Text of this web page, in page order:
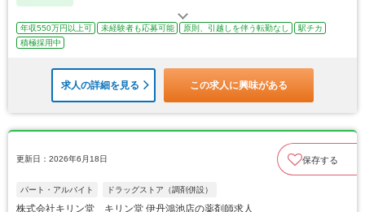
年収550万円以上可 未経験者も応募可能 原則、引越しを伴う転勤なし
駅チカ
積極採用中
求人の詳細を見る この求人に興味がある
更新日：2026年6月18日 保存する
パート・アルバイト ドラッグストア（調剤併設）
株式会社キリン堂 キリン堂 伊丹鴻池店の薬剤師求人